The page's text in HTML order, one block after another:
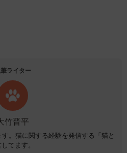
ライター
竹晋平
。猫に関する経験を発信する「猫と
てます。